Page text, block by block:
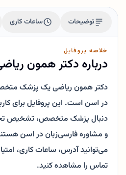
توضیحات ساعات کاری
خلاصه پروفایل
درباره دکتر همون
دکتر همون ریاضی یک پزشک
در اسن است. این پروفایل برای
دنبال پزشک متخصص، تشخیص
می‌توانید آدرس، ساعات کاری،
تماس را مشاهده کنید.